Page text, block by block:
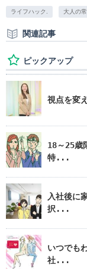
ライフハック. 大人の
関連記事
ピックアップ
視点を変
18～25歳
特...
入社後に
択...
いつでも
社...